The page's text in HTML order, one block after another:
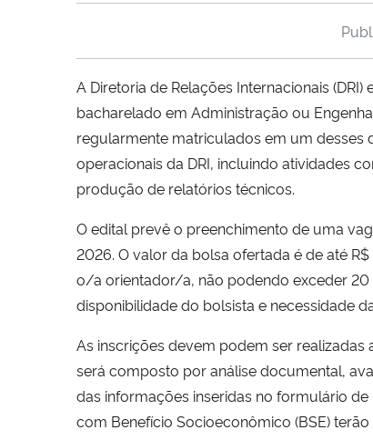
A Diretoria de Relações Internacionais
bacharelado em Administração ou
regularmente matriculados em um desses
operacionais da DRI, incluindo atividades
produção de relatórios técnicos.
O edital prevê o preenchimento de uma
2026. O valor da bolsa ofertada é de até
o/a orientador/a, não podendo exceder
disponibilidade do bolsista e necessidade
As inscrições devem podem ser realizadas
será composto por análise documental,
das informações inseridas no formulário
com Benefício Socioeconômico (BSE)